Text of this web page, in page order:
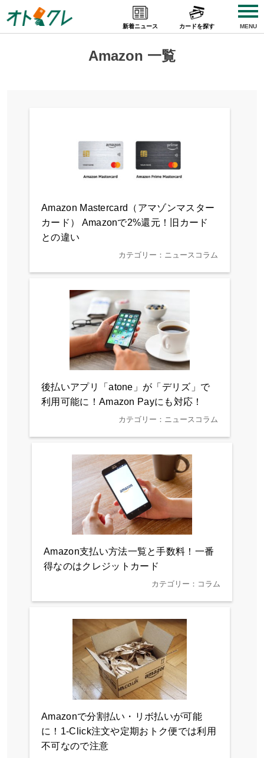
to
content
新着ニュース カードを探す MENU
Amazon 一覧
Amazon Mastercard（アマゾンマスター
カード） Amazonで2%還元！旧カード
との違い
カテゴリー：ニュースコラム
後払いアプリ「atone」が「デリズ」で
利用可能に！Amazon Payにも対応！
カテゴリー：ニュースコラム
Amazon支払い方法一覧と手数料！一番
得なのはクレジットカード
カテゴリー：コラム
Amazonで分割払い・リボ払いが可能
に！1-Click注文や定期おトク便では利用
不可なので注意